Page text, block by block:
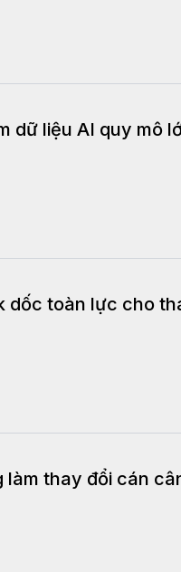
dữ liệu AI quy mô
dốc toàn lực cho
thay đổi cán